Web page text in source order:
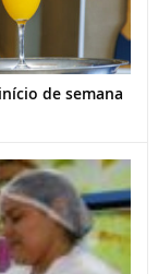
de semana